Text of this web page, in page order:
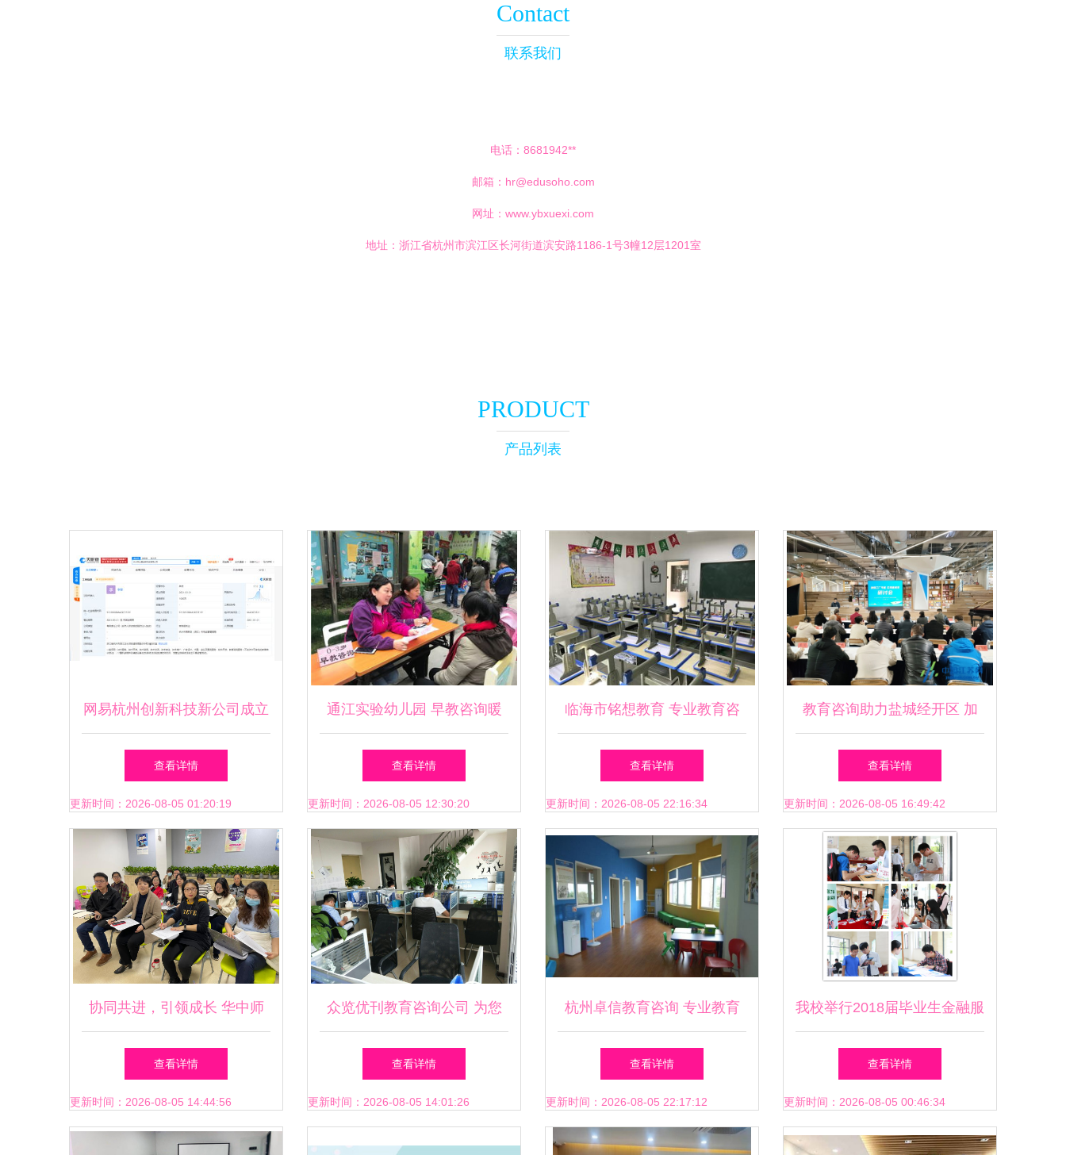
Contact
联系我们
电话：8681942**
邮箱： hr@edusoho.com
网址： www.ybxuexi.com
地址：浙江省杭州市滨江区长河街道滨安路1186-1号3幢12层1201室
PRODUCT
产品列表
网易杭州创新科技新公司成立
教育咨询服务加持，再拓知识
服务边界
查看详情
更新时间：2026-08-05 01:20:19
通江实验幼儿园 早教咨询暖
人心，党员志愿者在行动
查看详情
更新时间：2026-08-05 12:30:20
临海市铭想教育 专业教育咨
询服务的引领者
查看详情
更新时间：2026-08-05 22:16:34
教育咨询助力盐城经开区 加
强节能减排，共筑绿色低碳发
展新篇章
查看详情
更新时间：2026-08-05 16:49:42
协同共进，引领成长 华中师
范大学朱旭教授为我校心理咨
询师开展团体案例督导
查看详情
更新时间：2026-08-05 14:44:56
众览优刊教育咨询公司 为您
量身打造的教育咨询服务
查看详情
更新时间：2026-08-05 14:01:26
杭州卓信教育咨询 专业教育
服务的领航者
查看详情
更新时间：2026-08-05 22:17:12
我校举行2018届毕业生金融服
务会与教育咨询服务活动
查看详情
更新时间：2026-08-05 00:46:34